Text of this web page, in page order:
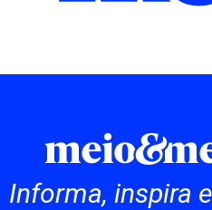
Informa, inspira